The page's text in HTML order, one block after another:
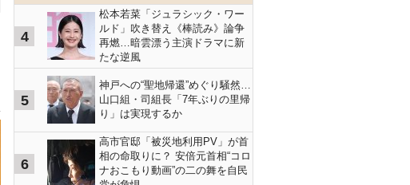
4
松本若菜「ジュラシック・ワー
ルド」吹き替え《棒読み》論争
再燃…暗雲漂う主演ドラマに新
たな逆風
5
神戸への“聖地帰還”めぐり騒然…
山口組・司組長「7年ぶりの里帰
り」は実現するか
6
高市官邸「被災地利用PV」が首
相の命取りに？ 安倍元首相“コロ
ナおこもり動画”の二の舞を自民